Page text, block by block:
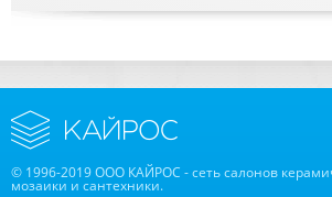
© 1996-2019 ООО КАЙРОС - сеть салонов
мозаики и сантехники.